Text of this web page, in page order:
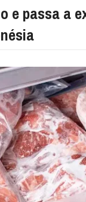
e passa a